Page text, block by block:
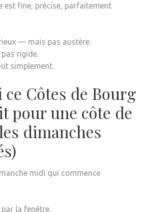
est fine, précise, parfaitement
— mais pas austère.
rigide.
simplement.
Côtes de Bourg
pour une côte de
dimanches
midi qui commence
la fenêtre.